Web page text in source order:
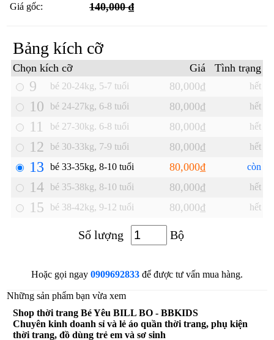
Giá gốc: 140,000 ₫
Bảng kích cỡ
Chọn kích cỡ Giá Tình trạng
9 bé 20-24kg, 5-7 tuổi 80,000₫ hết
10 bé 24-27kg, 6-8 tuổi 80,000₫ hết
11 bé 27-30kg. 6-8 tuổi 80,000₫ hết
12 bé 30-33kg, 7-9 tuổi 80,000₫ hết
13 bé 33-35kg, 8-10 tuổi 80,000₫ còn
14 bé 35-38kg, 8-10 tuổi 80,000₫ hết
15 bé 38-42kg, 9-12 tuổi 80,000₫ hết
Số lượng Bộ
Hoặc gọi ngay 0909692833 để được tư vấn mua hàng.
Những sản phẩm bạn vừa xem
Shop thời trang Bé Yêu BILL BO - BBKIDS
Chuyên kinh doanh sỉ và lẻ áo quần thời trang, phụ kiện
thời trang, đồ dùng trẻ em và sơ sinh